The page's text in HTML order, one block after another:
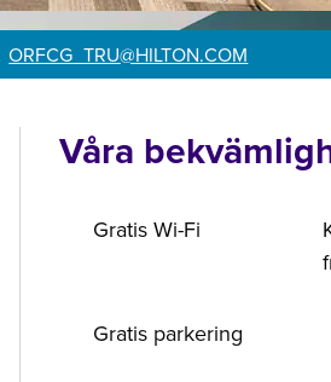
ORFCG_TRU@HILTON.COM
Våra
Gratis Wi-Fi
Gratis parkering